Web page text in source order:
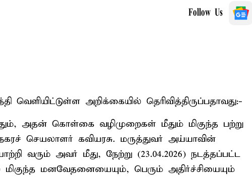
Follow Us
அறிக்கையில் தெரிவித்திருப்பதாவது:-
அதன் கொள்கை வழிமுறைகள் மீதும் மிகுந்த பற்று
செயலாளர் கவியரசு. மருத்துவர் அய்யாவின்
வரும் அவர் மீது, நேற்று (23.04.2026) நடத்தப்பட்ட
மிகுந்த மனவேதனையையும், பெரும் அதிர்ச்சியையும்